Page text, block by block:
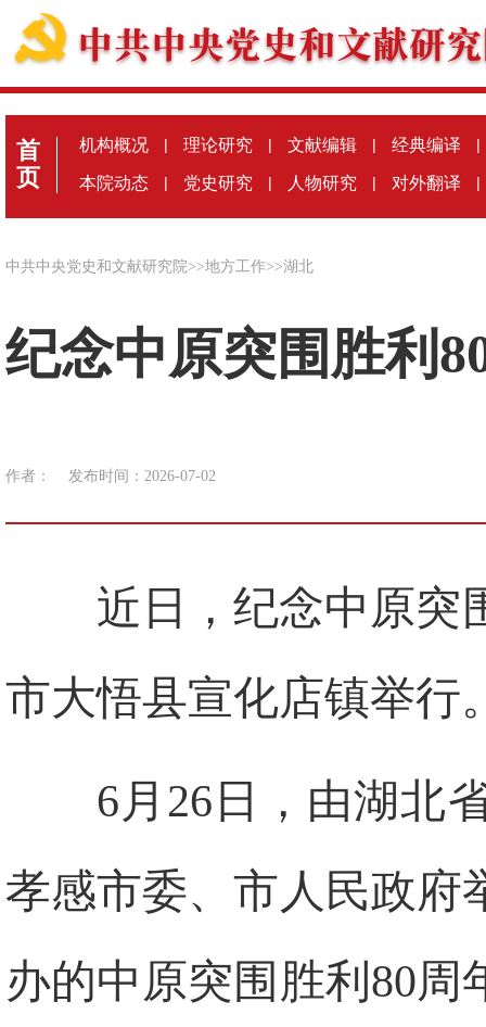
首
页
机构概况 | 理论研究 | 文献编辑 | 经典编译 |
本院动态 | 党史研究 | 人物研究 | 对外翻译 |
中共中央党史和文献研究院>>地方工作>>湖北
纪念中原突围胜利
作者： 发布时间：2026-07-02
近日，纪念中原突
市大悟县宣化店镇举行
6月26日，由湖北
孝感市委、市人民政府
办的中原突围胜利80